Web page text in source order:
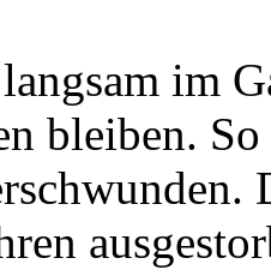
im
bleiben.